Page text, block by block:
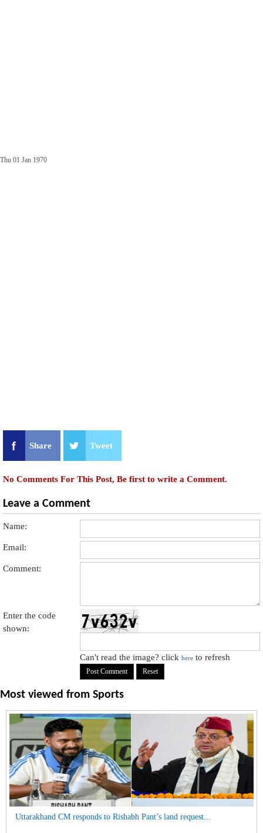
Thu 01 Jan 1970
Share Tweet
No Comments For This Post, Be first to write a Comment.
Leave a Comment
Name:
Email:
Comment:
Enter the code
shown:
Can't read the image? clickhere to refresh
Most viewed from Sports
Uttarakhand CM responds to Rishabh Pant’s land request...